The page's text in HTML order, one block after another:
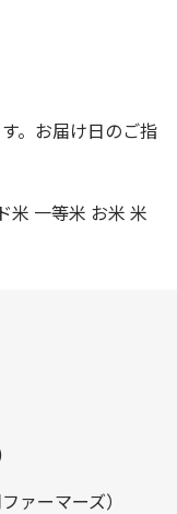
。お届け日のご指
米 一等米 お米 米
ァーマーズ）